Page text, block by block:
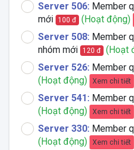
Server 506: Member
mới
100 đ (Hoạt động)
Server 508: Member
nhóm mới
120 đ (Hoạt
Server 526: Member
(Hoạt động) Xem chi tiết
Server 541: Member
(Hoạt động) Xem chi tiết
Server 330: Member
(Hoạt động) Xem chi tiết